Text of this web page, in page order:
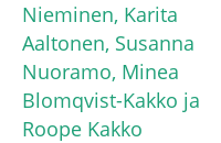
Nieminen, Karita
Aaltonen, Susanna
Nuoramo, Minea
Blomqvist-Kakko ja
Roope Kakko